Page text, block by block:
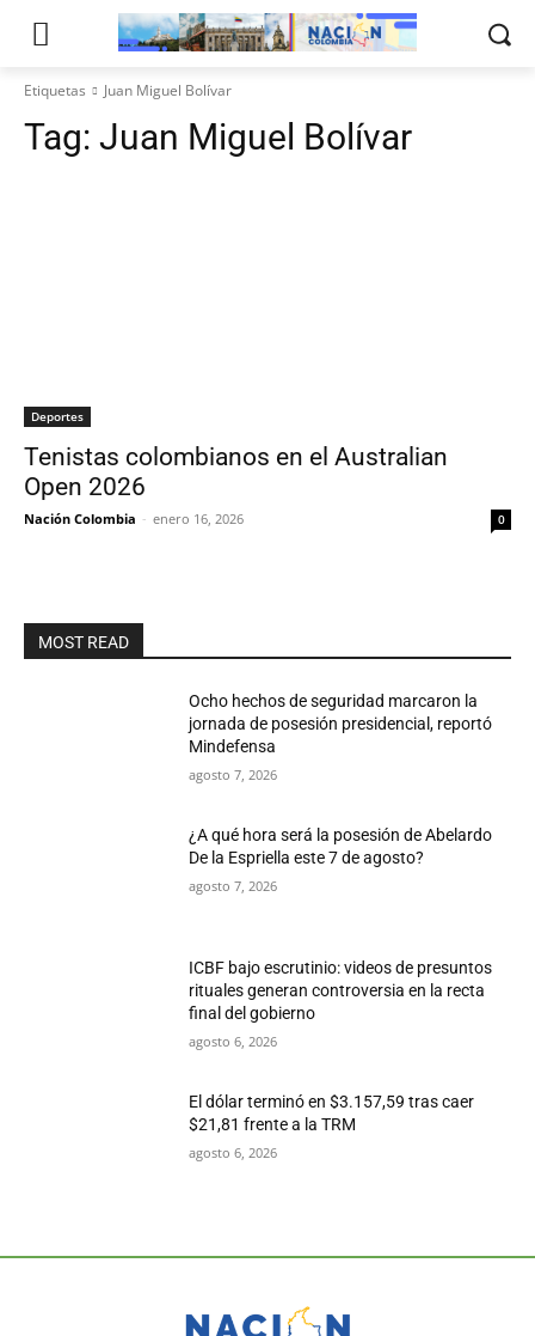
Etiquetas Juan Miguel Bolívar
Tag: Juan Miguel Bolívar
Deportes
Tenistas colombianos en el Australian
Open 2026
Nación Colombia - enero 16, 2026 0
MOST READ
Ocho hechos de seguridad marcaron la
jornada de posesión presidencial, reportó
Mindefensa
agosto 7, 2026
¿A qué hora será la posesión de Abelardo
De la Espriella este 7 de agosto?
agosto 7, 2026
ICBF bajo escrutinio: videos de presuntos
rituales generan controversia en la recta
final del gobierno
agosto 6, 2026
El dólar terminó en $3.157,59 tras caer
$21,81 frente a la TRM
agosto 6, 2026